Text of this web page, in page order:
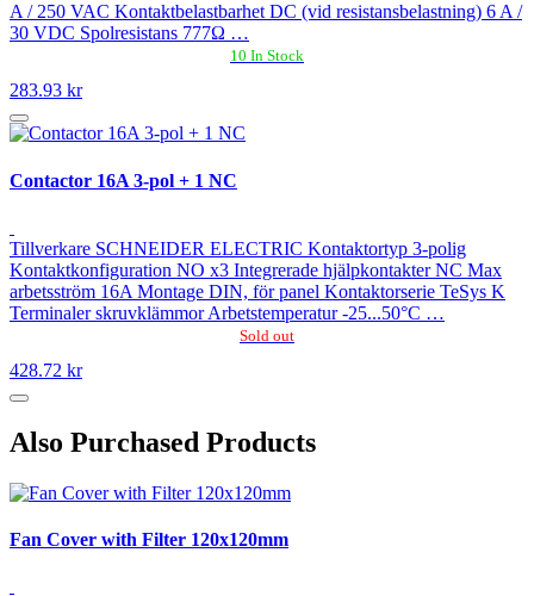
A / 250 VAC Kontaktbelastbarhet DC (vid resistansbelastning) 6 A /
30 VDC Spolresistans 777Ω …
10 In Stock
283.93 kr
Contactor 16A 3-pol + 1 NC
Tillverkare SCHNEIDER ELECTRIC Kontaktortyp 3-polig
Kontaktkonfiguration NO x3 Integrerade hjälpkontakter NC Max
arbetsström 16A Montage DIN, för panel Kontaktorserie TeSys K
Terminaler skruvklämmor Arbetstemperatur -25...50°C …
Sold out
428.72 kr
Also Purchased Products
Fan Cover with Filter 120x120mm